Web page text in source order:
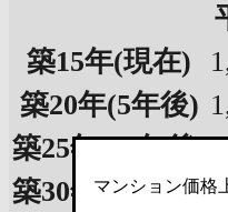
築15年(現在)
築20年(5年後)
築25年(10年後)
築30年(15年後)
マンション価格